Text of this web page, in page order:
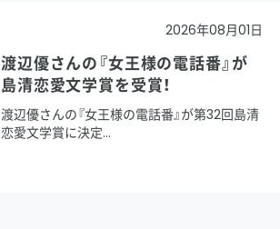
2026年08月01日
渡辺優さんの『女王様の電話番』が
島清恋愛文学賞を受賞！
渡辺優さんの『女王様の電話番』が第32回島清
恋愛文学賞に決定